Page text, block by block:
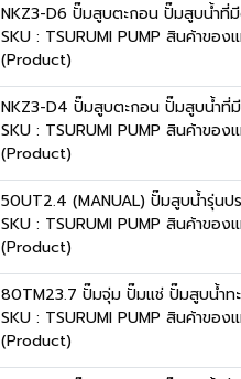
NKZ3-D6 ปั๊มสูบตะกอน ปั๊มสูบน้ำที่
SKU : TSURUMI PUMP สินค้าขอ
(Product)
NKZ3-D4 ปั๊มสูบตะกอน ปั๊มสูบน้ำที่
SKU : TSURUMI PUMP สินค้าขอ
(Product)
50UT2.4 (MANUAL) ปั๊มสูบน้ำรุ่น
SKU : TSURUMI PUMP สินค้าขอ
(Product)
80TM23.7 ปั๊มจุ่ม ปั๊มแช่ ปั๊มสูบน้ำท
SKU : TSURUMI PUMP สินค้าขอ
(Product)